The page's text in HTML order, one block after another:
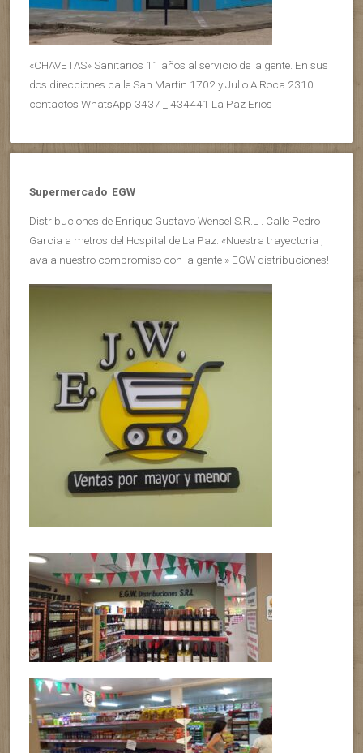
«CHAVETAS» Sanitarios 11 años al servicio de la gente. En sus
dos direcciones calle San Martin 1702 y Julio A Roca 2310
contactos WhatsApp 3437 _ 434441 La Paz Erios
Supermercado EGW
Distribuciones de Enrique Gustavo Wensel S.R.L . Calle Pedro
Garcia a metros del Hospital de La Paz. «Nuestra trayectoria ,
avala nuestro compromiso con la gente » EGW distribuciones!